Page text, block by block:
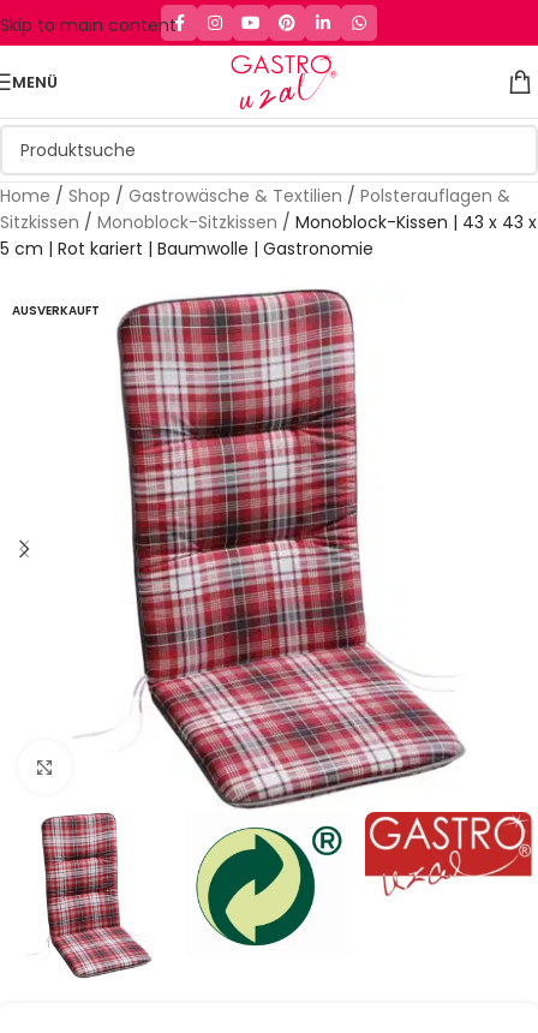
Skip to main content
MENÜ
Home / Shop / Gastrowäsche & Textilien / Polsterauflagen &
Sitzkissen / Monoblock-Sitzkissen / Monoblock-Kissen | 43 x 43 x
5 cm | Rot kariert | Baumwolle | Gastronomie
AUSVERKAUFT
Klick zum Vergrößern